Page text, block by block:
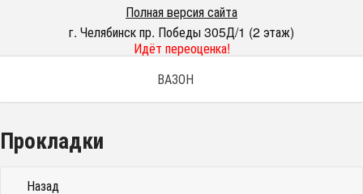
Полная версия сайта
г. Челябинск пр. Победы 305Д/1 (2 этаж)
Идёт переоценка!
ВАЗОН
Прокладки
Назад